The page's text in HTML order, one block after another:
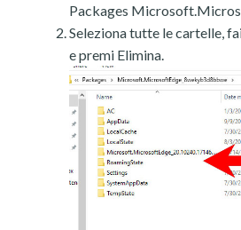
Packages
Seleziona tutte le cartelle,
e premi Elimina.